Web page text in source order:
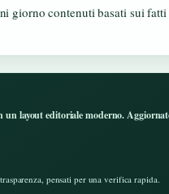
giorno contenuti basati sui
un layout editoriale moderno.
pensati per una verifica rapida.